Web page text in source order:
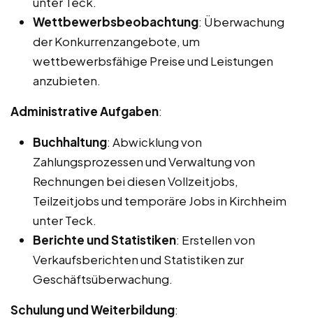
Wettbewerbsbeobachtung: Überwachung
der Konkurrenzangebote, um
wettbewerbsfähige Preise und Leistungen
anzubieten.
Administrative Aufgaben:
Buchhaltung: Abwicklung von
Zahlungsprozessen und Verwaltung von
Rechnungen bei diesen Vollzeitjobs,
Teilzeitjobs und temporäre Jobs in Kirchheim
unter Teck.
Berichte und Statistiken: Erstellen von
Verkaufsberichten und Statistiken zur
Geschäftsüberwachung.
Schulung und Weiterbildung: